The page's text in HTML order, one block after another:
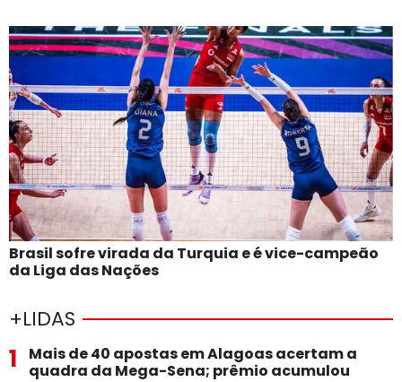
Brasil sofre virada da Turquia e é vice-campeão
da Liga das Nações
+LIDAS
1
Mais de 40 apostas em Alagoas acertam a
quadra da Mega-Sena; prêmio acumulou